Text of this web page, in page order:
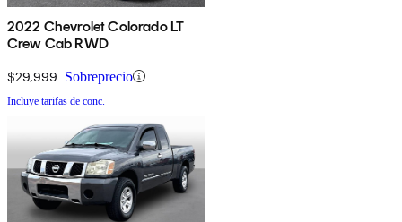
2022 Chevrolet Colorado LT
Crew Cab RWD
$29,999 Sobreprecio
Incluye tarifas de conc.